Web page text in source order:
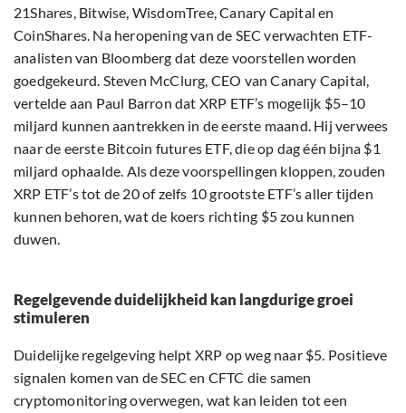
21Shares, Bitwise, WisdomTree, Canary Capital en
CoinShares. Na heropening van de SEC verwachten ETF-
analisten van Bloomberg dat deze voorstellen worden
goedgekeurd. Steven McClurg, CEO van Canary Capital,
vertelde aan Paul Barron dat XRP ETF’s mogelijk $5–10
miljard kunnen aantrekken in de eerste maand. Hij verwees
naar de eerste Bitcoin futures ETF, die op dag één bijna $1
miljard ophaalde. Als deze voorspellingen kloppen, zouden
XRP ETF’s tot de 20 of zelfs 10 grootste ETF’s aller tijden
kunnen behoren, wat de koers richting $5 zou kunnen
duwen.
Regelgevende duidelijkheid kan langdurige groei
stimuleren
Duidelijke regelgeving helpt XRP op weg naar $5. Positieve
signalen komen van de SEC en CFTC die samen
cryptomonitoring overwegen, wat kan leiden tot een